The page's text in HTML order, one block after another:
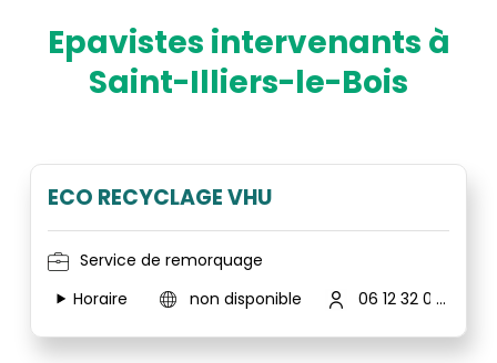
Epavistes intervenants à
Saint-Illiers-le-Bois
ECO RECYCLAGE VHU
Service de remorquage
Horaire
non disponible 06 12 32 08 67